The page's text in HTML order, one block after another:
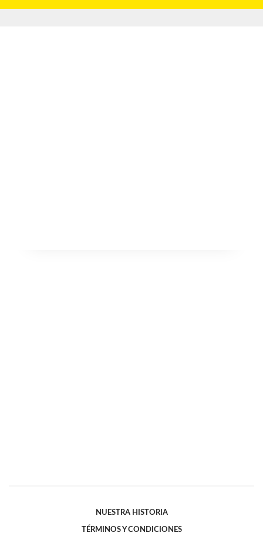
NUESTRA HISTORIA
TÉRMINOS Y CONDICIONES